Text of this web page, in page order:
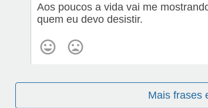
Aos poucos a vida vai me
quem eu devo desistir.
Mais frases